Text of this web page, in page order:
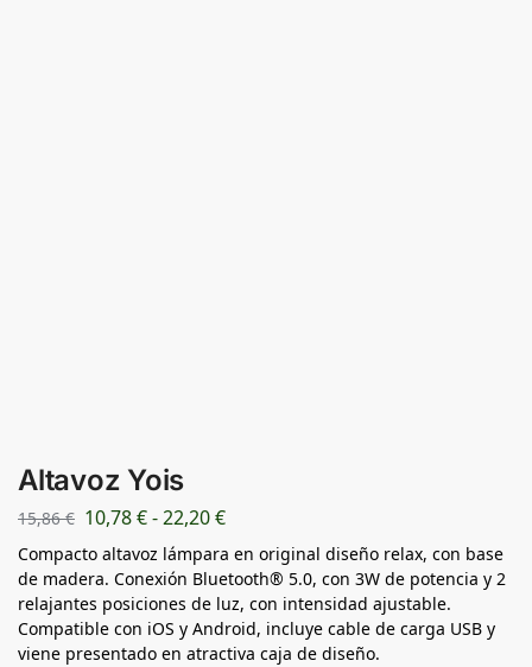
Altavoz Yois
15,86€ 10,78€-22,20€
Compacto altavoz lámpara en original diseño relax, con base
de madera. Conexión Bluetooth® 5.0, con 3W de potencia y 2
relajantes posiciones de luz, con intensidad ajustable.
Compatible con iOS y Android, incluye cable de carga USB y
viene presentado en atractiva caja de diseño.